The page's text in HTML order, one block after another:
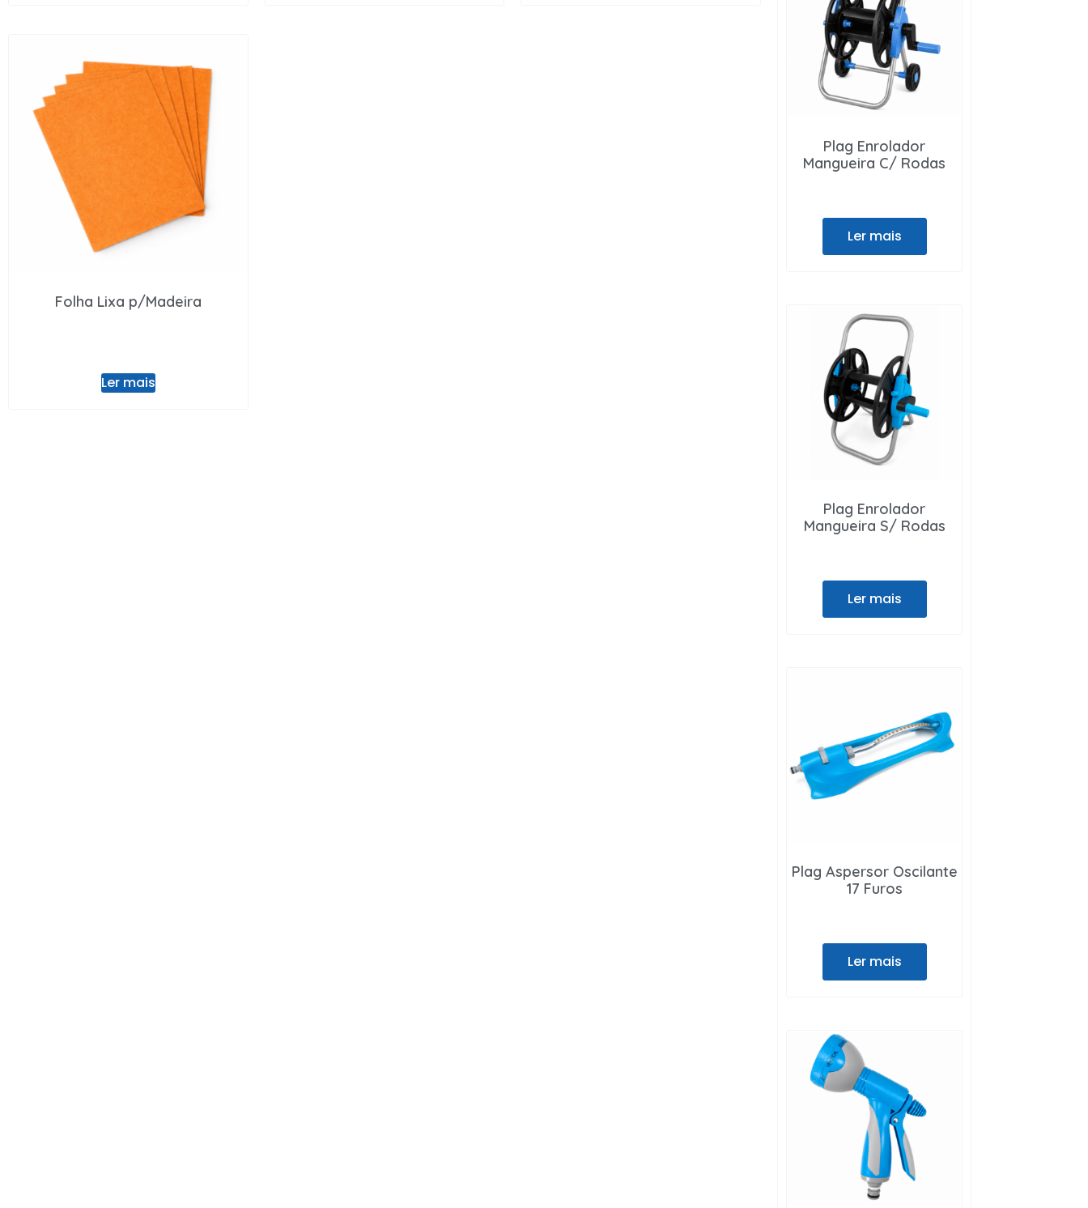
Folha Lixa p/Madeira
Ler mais
Plag Enrolador
Mangueira C/ Rodas
Ler mais
Plag Enrolador
Mangueira S/ Rodas
Ler mais
Plag Aspersor Oscilante
17 Furos
Ler mais